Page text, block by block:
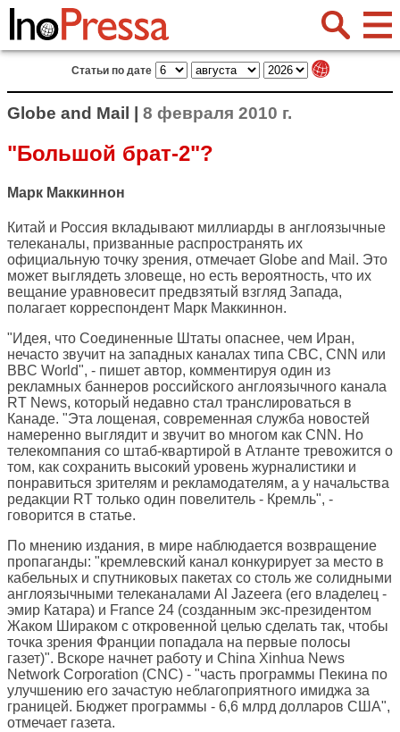
Статьи по дате
Globe and Mail | 8 февраля 2010 г.
"Большой брат-2"?
Марк Маккиннон
Китай и Россия вкладывают миллиарды в англоязычные
телеканалы, призванные распространять их
официальную точку зрения, отмечает Globe and Mail . Это
может выглядеть зловеще, но есть вероятность, что их
вещание уравновесит предвзятый взгляд Запада,
полагает корреспондент Марк Маккиннон.
"Идея, что Соединенные Штаты опаснее, чем Иран,
нечасто звучит на западных каналах типа CBC, CNN или
BBC World", - пишет автор, комментируя один из
рекламных баннеров российского англоязычного канала
RT News, который недавно стал транслироваться в
Канаде. "Эта лощеная, современная служба новостей
намеренно выглядит и звучит во многом как CNN. Но
телекомпания со штаб-квартирой в Атланте тревожится о
том, как сохранить высокий уровень журналистики и
понравиться зрителям и рекламодателям, а у начальства
редакции RT только один повелитель - Кремль", -
говорится в статье.
По мнению издания, в мире наблюдается возвращение
пропаганды: "кремлевский канал конкурирует за место в
кабельных и спутниковых пакетах со столь же солидными
англоязычными телеканалами Al Jazeera (его владелец -
эмир Катара) и France 24 (созданным экс-президентом
Жаком Шираком с откровенной целью сделать так, чтобы
точка зрения Франции попадала на первые полосы
газет)". Вскоре начнет работу и China Xinhua News
Network Corporation (CNC) - "часть программы Пекина по
улучшению его зачастую неблагоприятного имиджа за
границей. Бюджет программы - 6,6 млрд долларов США",
отмечает газета.